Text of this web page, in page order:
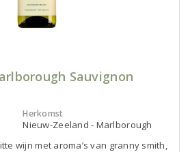
Sauvignon
Herkomst
Nieuw-Zeeland - Marlborough
wijn met aroma’s van granny smith,